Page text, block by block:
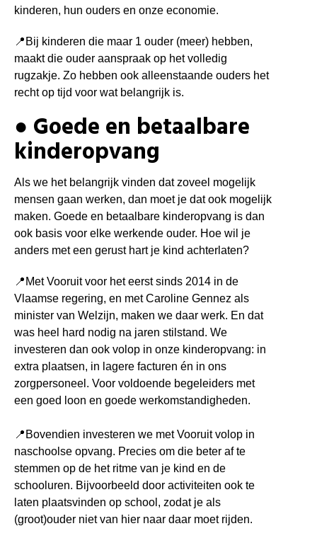
kinderen, hun ouders en onze economie.
📍Bij kinderen die maar 1 ouder (meer) hebben,
maakt die ouder aanspraak op het volledig
rugzakje. Zo hebben ook alleenstaande ouders het
recht op tijd voor wat belangrijk is.
● Goede en betaalbare
kinderopvang
Als we het belangrijk vinden dat zoveel mogelijk
mensen gaan werken, dan moet je dat ook mogelijk
maken. Goede en betaalbare kinderopvang is dan
ook basis voor elke werkende ouder. Hoe wil je
anders met een gerust hart je kind achterlaten?
📍 Met Vooruit voor het eerst sinds 2014 in de
Vlaamse regering, en met Caroline Gennez als
minister van Welzijn, maken we daar werk. En dat
was heel hard nodig na jaren stilstand. We
investeren dan ook volop in onze kinderopvang: in
extra plaatsen, in lagere facturen én in ons
zorgpersoneel. Voor voldoende begeleiders met
een goed loon en goede werkomstandigheden.
📍 Bovendien investeren we met Vooruit volop in
naschoolse opvang. Precies om die beter af te
stemmen op de het ritme van je kind en de
schooluren. Bijvoorbeeld door activiteiten ook te
laten plaatsvinden op school, zodat je als
(groot)ouder niet van hier naar daar moet rijden.